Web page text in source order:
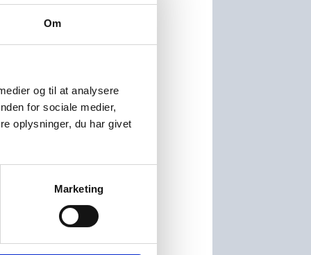
Om
og til at analysere
for sociale medier,
oplysninger, du har givet
Marketing